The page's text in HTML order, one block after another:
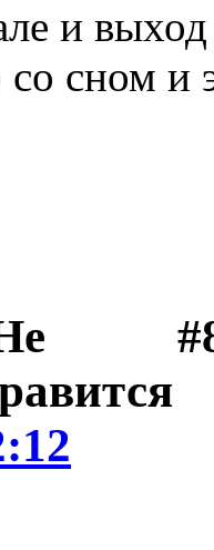
и
сном и